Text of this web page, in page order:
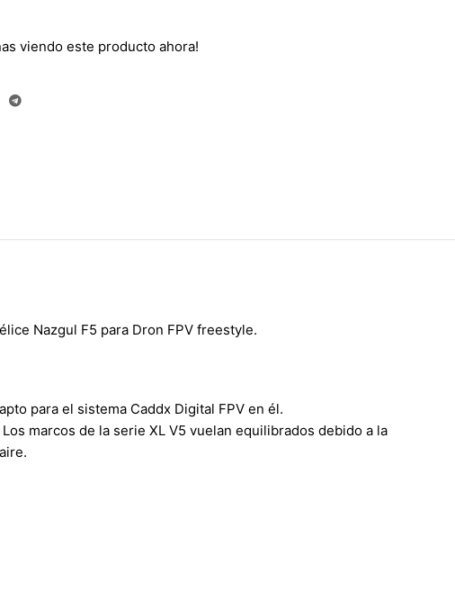
viendo este producto ahora!
Nazgul F5 para Dron FPV freestyle.
para el sistema Caddx Digital FPV en él.
marcos de la serie XL V5 vuelan equilibrados debido a la